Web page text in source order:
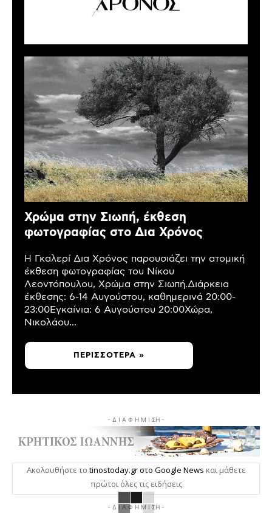
Χρώμα στην Σιωπή, έκθεση
φωτογραφίας στο Δια Χρόνος
Η Γκαλερί Δια Χρόνος παρουσιάζει την ατομική
έκθεση φωτογραφίας του Νίκου
Λεοντόπουλου, Χρώμα στην Σιωπή.Διάρκεια
έκθεσης: 6-14 Αυγούστου, καθημερινά 20:00-
23:00Εγκαίνια: 6 Αυγούστου 20:00Χώρα,
Νικολάου...
ΠΕΡΙΣΣΌΤΕΡΑ »
- Δ Ι Α Φ Η Μ Ι ΣΗ -
Ακολουθήστε το tinostoday.gr στο Google News και μάθετε
πρώτοι όλες τις ειδήσεις
- Δ Ι Α Φ Η Μ Ι ΣΗ -